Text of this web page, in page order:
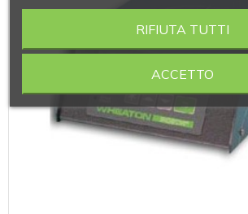
RIFIUTA TUTTI
ACCETTO